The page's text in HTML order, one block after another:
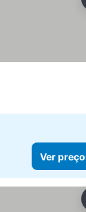
Ver